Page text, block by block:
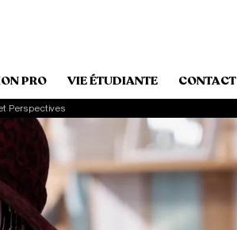
PRO VIE ÉTUDIANTE CONTACT
Perspectives